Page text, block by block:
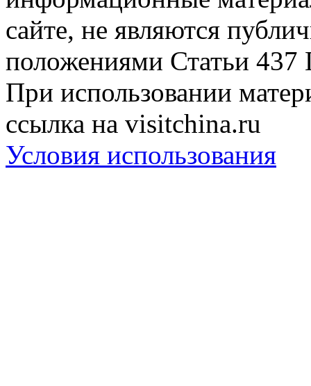
сайте, не являются
положениями Статьи 437
При использовании
ссылка на visitchina.ru
Условия использования